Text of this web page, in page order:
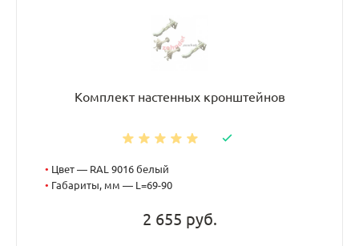
Комплект настенных кронштейнов
• Цвет — RAL 9016 белый
• Габариты, мм — L=69-90
2 655 руб.